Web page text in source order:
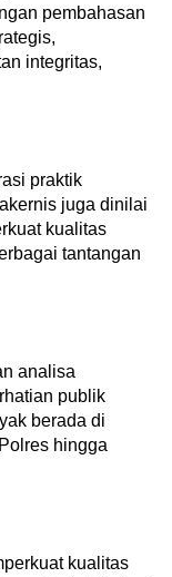
pembahasan
integritas,
praktik
juga dinilai
kualitas
tantangan
analisa
publik
berada di
hingga
kualitas